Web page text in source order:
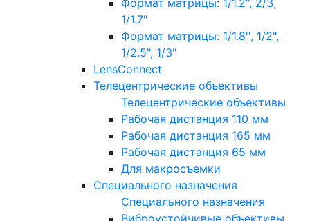
Формат матрицы: 1/1.2", 2/3,
1/1.7"
Формат матрицы: 1/1.8'', 1/2",
1/2.5", 1/3"
LensConnect
Телецентрические объективы
Телецентрические объективы
Рабочая дистанция 110 мм
Рабочая дистанция 165 мм
Рабочая дистанция 65 мм
Для макросъемки
Специального назначения
Специального назначения
Виброустойчивые объективы